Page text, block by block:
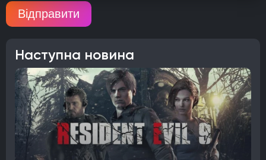
Відправити
Наступна новина